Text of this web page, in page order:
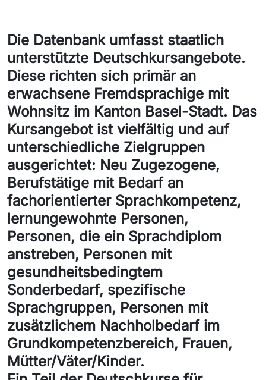
Die Datenbank umfasst staatlich
unterstützte Deutschkursangebote.
Diese richten sich primär an
erwachsene Fremdsprachige mit
Wohnsitz im Kanton Basel-Stadt. Das
Kursangebot ist vielfältig und auf
unterschiedliche Zielgruppen
ausgerichtet: Neu Zugezogene,
Berufstätige mit Bedarf an
fachorientierter Sprachkompetenz,
lernungewohnte Personen,
Personen, die ein Sprachdiplom
anstreben, Personen mit
gesundheitsbedingtem
Sonderbedarf, spezifische
Sprachgruppen, Personen mit
zusätzlichem Nachholbedarf im
Grundkompetenzbereich, Frauen,
Mütter/Väter/Kinder.